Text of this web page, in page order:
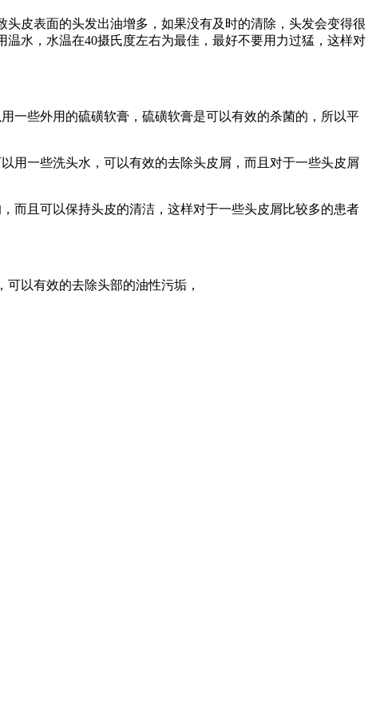
皮表面的头发出油增多，如果没有及时的清除，头发会变得很
水，水温在40摄氏度左右为最佳，最好不要用力过猛，这样对
一些外用的硫磺软膏，硫磺软膏是可以有效的杀菌的，所以平
用一些洗头水，可以有效的去除头皮屑，而且对于一些头皮屑
而且可以保持头皮的清洁，这样对于一些头皮屑比较多的患者
以有效的去除头部的油性污垢，